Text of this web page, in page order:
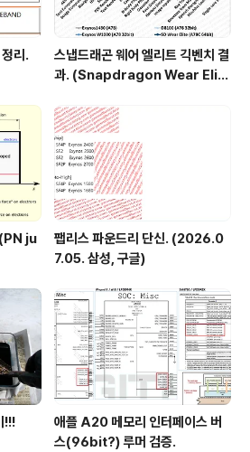
리.
스냅드래곤 웨어 엘리트 긱벤치 결
과. (Snapdragon Wear Elit
ju
팹리스 파운드리 단신. (2026.0
7.05. 삼성, 구글)
!!!
애플 A20 메모리 인터페이스 버
스(96bit?) 루머 검증.